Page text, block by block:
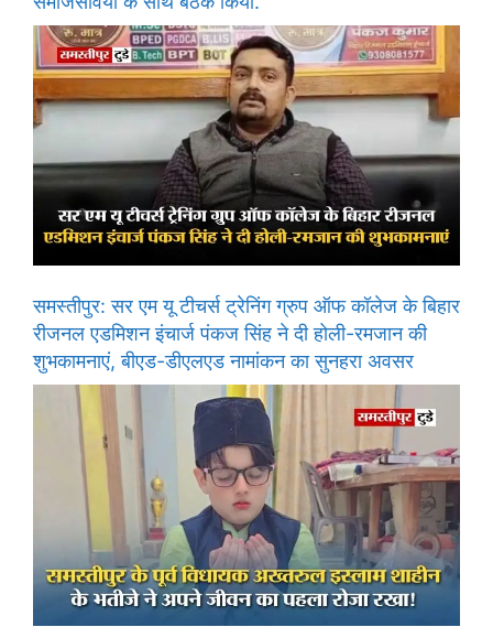
समस्तीपुर: सर एम यू टीचर्स ट्रेनिंग ग्रुप ऑफ कॉलेज के बिहार
रीजनल एडमिशन इंचार्ज पंकज सिंह ने दी होली-रमजान की
शुभकामनाएं, बीएड-डीएलएड नामांकन का सुनहरा अवसर